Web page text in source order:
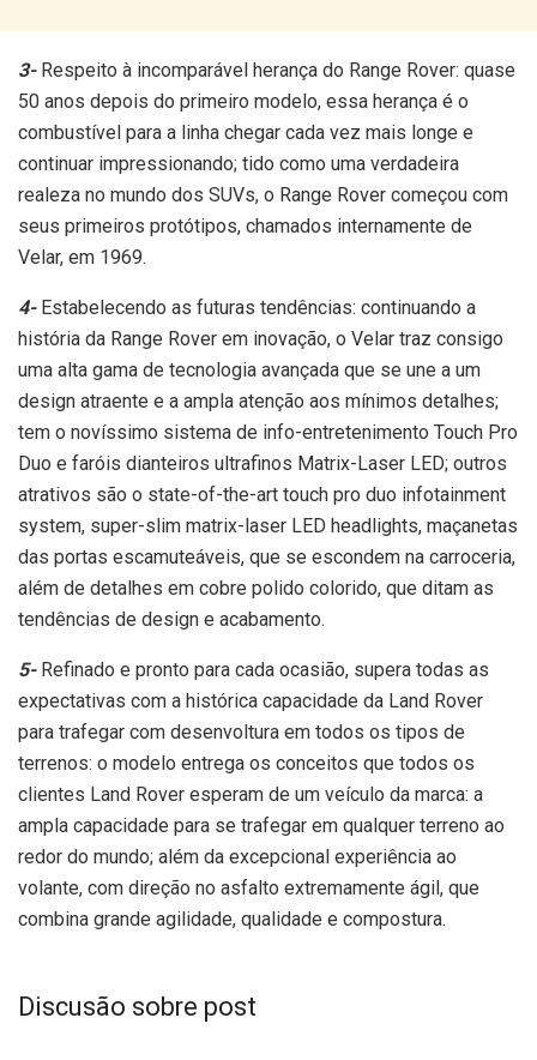
3-Respeito à incomparável herança do Range Rover: quase
50 anos depois do primeiro modelo, essa herança é o
combustível para a linha chegar cada vez mais longe e
continuar impressionando; tido como uma verdadeira
realeza no mundo dos SUVs, o Range Rover começou com
seus primeiros protótipos, chamados internamente de
Velar, em 1969.
4-Estabelecendo as futuras tendências: continuando a
história da Range Rover em inovação, o Velar traz consigo
uma alta gama de tecnologia avançada que se une a um
design atraente e a ampla atenção aos mínimos detalhes;
tem o novíssimo sistema de info-entretenimento Touch Pro
Duo e faróis dianteiros ultrafinos Matrix-Laser LED; outros
atrativos são o state-of-the-art touch pro duo infotainment
system, super-slim matrix-laser LED headlights, maçanetas
das portas escamuteáveis, que se escondem na carroceria,
além de detalhes em cobre polido colorido, que ditam as
tendências de design e acabamento.
5-Refinado e pronto para cada ocasião, supera todas as
expectativas com a histórica capacidade da Land Rover
para trafegar com desenvoltura em todos os tipos de
terrenos: o modelo entrega os conceitos que todos os
clientes Land Rover esperam de um veículo da marca: a
ampla capacidade para se trafegar em qualquer terreno ao
redor do mundo; além da excepcional experiência ao
volante, com direção no asfalto extremamente ágil, que
combina grande agilidade, qualidade e compostura.
Discusão sobre post